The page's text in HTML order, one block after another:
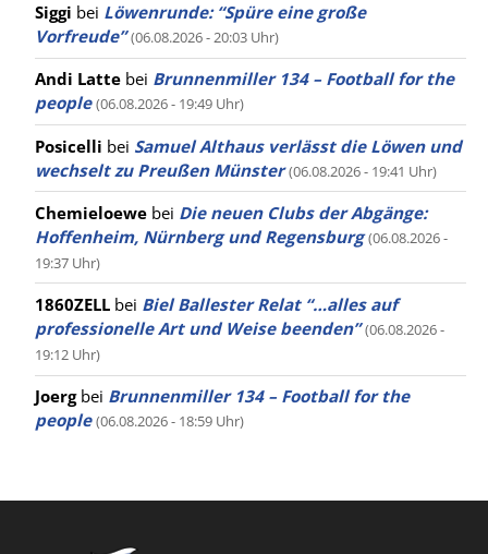
Siggi bei Löwenrunde: “Spüre eine große
Vorfreude” (06.08.2026 - 20:03 Uhr)
Andi Latte bei Brunnenmiller 134 – Football for the
people (06.08.2026 - 19:49 Uhr)
Posicelli bei Samuel Althaus verlässt die Löwen und
wechselt zu Preußen Münster (06.08.2026 - 19:41 Uhr)
Chemieloewe bei Die neuen Clubs der Abgänge:
Hoffenheim, Nürnberg und Regensburg (06.08.2026 -
19:37 Uhr)
1860ZELL bei Biel Ballester Relat “…alles auf
professionelle Art und Weise beenden” (06.08.2026 -
19:12 Uhr)
Joergbei Brunnenmiller 134 – Football for the
people (06.08.2026 - 18:59 Uhr)